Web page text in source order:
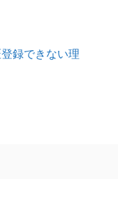
録できない理